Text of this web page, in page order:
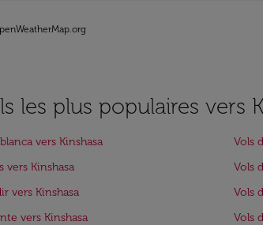
les plus populaires vers
vers Kinshasa Vols
vers Kinshasa
Vols
vers Kinshasa
Vols
vers Kinshasa
Vols